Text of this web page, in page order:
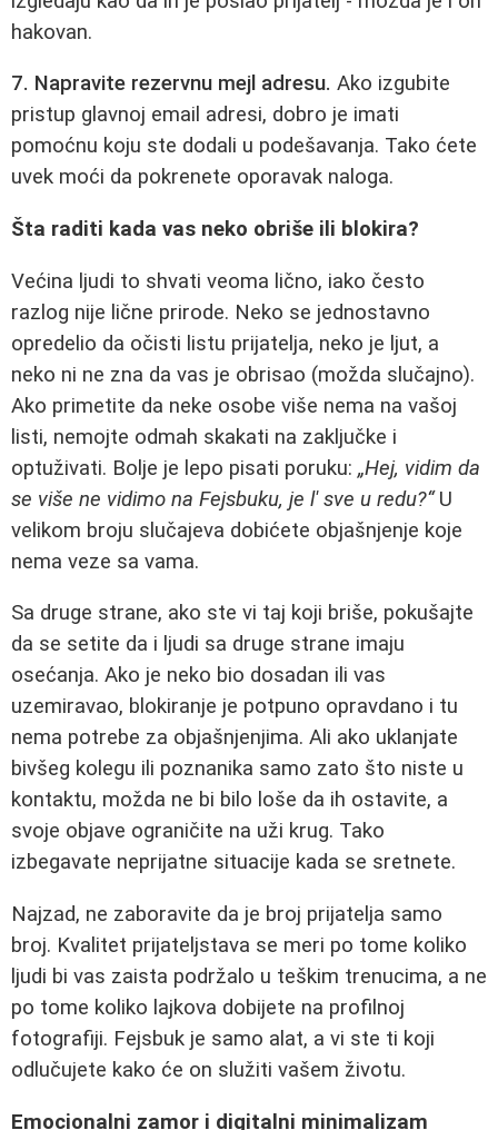
hakovan.
7. Napravite rezervnu mejl adresu. Ako izgubite
pristup glavnoj email adresi, dobro je imati
pomoćnu koju ste dodali u podešavanja. Tako ćete
uvek moći da pokrenete oporavak naloga.
Šta raditi kada vas neko obriše ili blokira?
Većina ljudi to shvati veoma lično, iako često
razlog nije lične prirode. Neko se jednostavno
opredelio da očisti listu prijatelja, neko je ljut, a
neko ni ne zna da vas je obrisao (možda slučajno).
Ako primetite da neke osobe više nema na vašoj
listi, nemojte odmah skakati na zaključke i
optuživati. Bolje je lepo pisati poruku: „Hej, vidim da
se više ne vidimo na Fejsbuku, je l' sve u redu?“U
velikom broju slučajeva dobićete objašnjenje koje
nema veze sa vama.
Sa druge strane, ako ste vi taj koji briše, pokušajte
da se setite da i ljudi sa druge strane imaju
osećanja. Ako je neko bio dosadan ili vas
uzemiravao, blokiranje je potpuno opravdano i tu
nema potrebe za objašnjenjima. Ali ako uklanjate
bivšeg kolegu ili poznanika samo zato što niste u
kontaktu, možda ne bi bilo loše da ih ostavite, a
svoje objave ograničite na uži krug. Tako
izbegavate neprijatne situacije kada se sretnete.
Najzad, ne zaboravite da je broj prijatelja samo
broj. Kvalitet prijateljstava se meri po tome koliko
ljudi bi vas zaista podržalo u teškim trenucima, a ne
po tome koliko lajkova dobijete na profilnoj
fotografiji. Fejsbuk je samo alat, a vi ste ti koji
odlučujete kako će on služiti vašem životu.
Emocionalni zamor i digitalni minimalizam